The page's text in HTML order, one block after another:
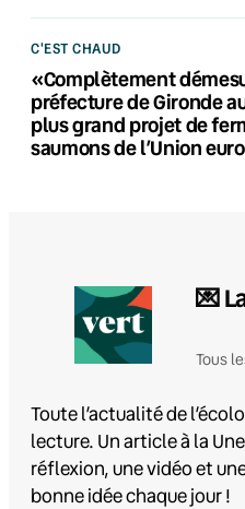
C'EST CHAUD
«Complètement
préfecture de Gironde
plus grand projet de
saumons de l’Union
💌
Tous
Toute l’actualité de
lecture. Un article à la
réflexion, une vidéo et
bonne idée chaque jour !